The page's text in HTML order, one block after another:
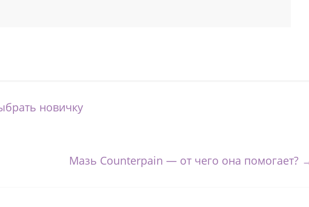
новичку
Мазь Counterpain — от чего она помогает?